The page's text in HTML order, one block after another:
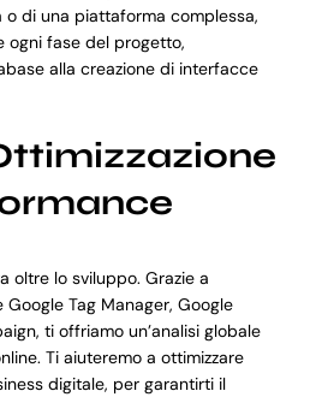
o di una piattaforma complessa,
ogni fase del progetto,
alla creazione di interfacce
oltre lo sviluppo. Grazie a
Tag Manager, Google
ti offriamo un’analisi globale
Ti aiuteremo a ottimizzare
digitale, per garantirti il